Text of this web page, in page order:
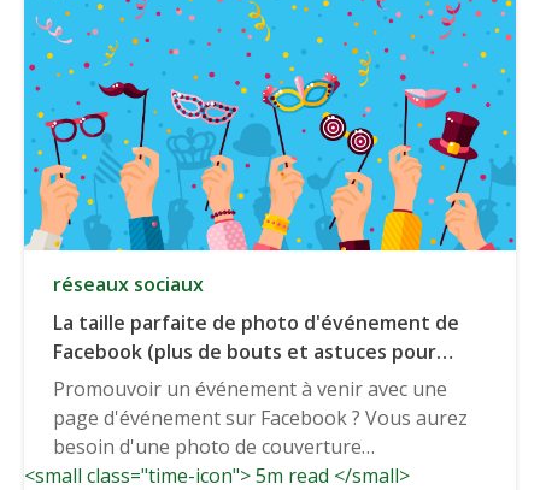
réseaux sociaux
La taille parfaite de photo d'événement de
Facebook (plus de bouts et astuces pour
engager des photos d'événement de
Facebook)
Promouvoir un événement à venir avec une
page d'événement sur Facebook ? Vous aurez
besoin d'une photo de couverture
exceptionnelle. Si...
<small class="time-icon"> 5m read </small>